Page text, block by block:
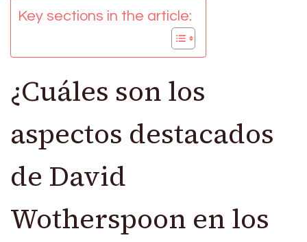
Key sections in the article:
¿Cuáles son los
aspectos destacados
de David
Wotherspoon en los